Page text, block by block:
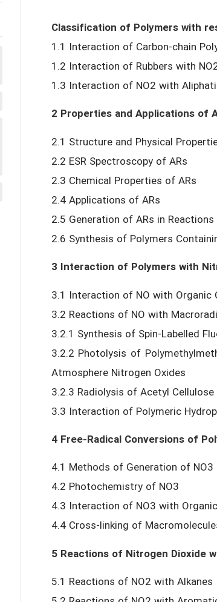
Classification of Polymers with
1.1 Interaction of Carbon-chain
1.2 Interaction of Rubbers with
1.3 Interaction of NO2 with
2 Properties and Applications of
2.1 Structure and Physical
2.2 ESR Spectroscopy of ARs
2.3 Chemical Properties of ARs
2.4 Applications of ARs
2.5 Generation of ARs in
2.6 Synthesis of Polymers
3 Interaction of Polymers with
3.1 Interaction of NO with Organic
3.2 Reactions of NO with
3.2.1 Synthesis of Spin-Labelled
3.2.2 Photolysis of
Atmosphere Nitrogen Oxides
3.2.3 Radiolysis of Acetyl
3.3 Interaction of Polymeric
4 Free-Radical Conversions of
4.1 Methods of Generation of NO3
4.2 Photochemistry of NO3
4.3 Interaction of NO3 with
4.4 Cross-linking of
5 Reactions of Nitrogen Dioxide
5.1 Reactions of NO2 with Alkanes